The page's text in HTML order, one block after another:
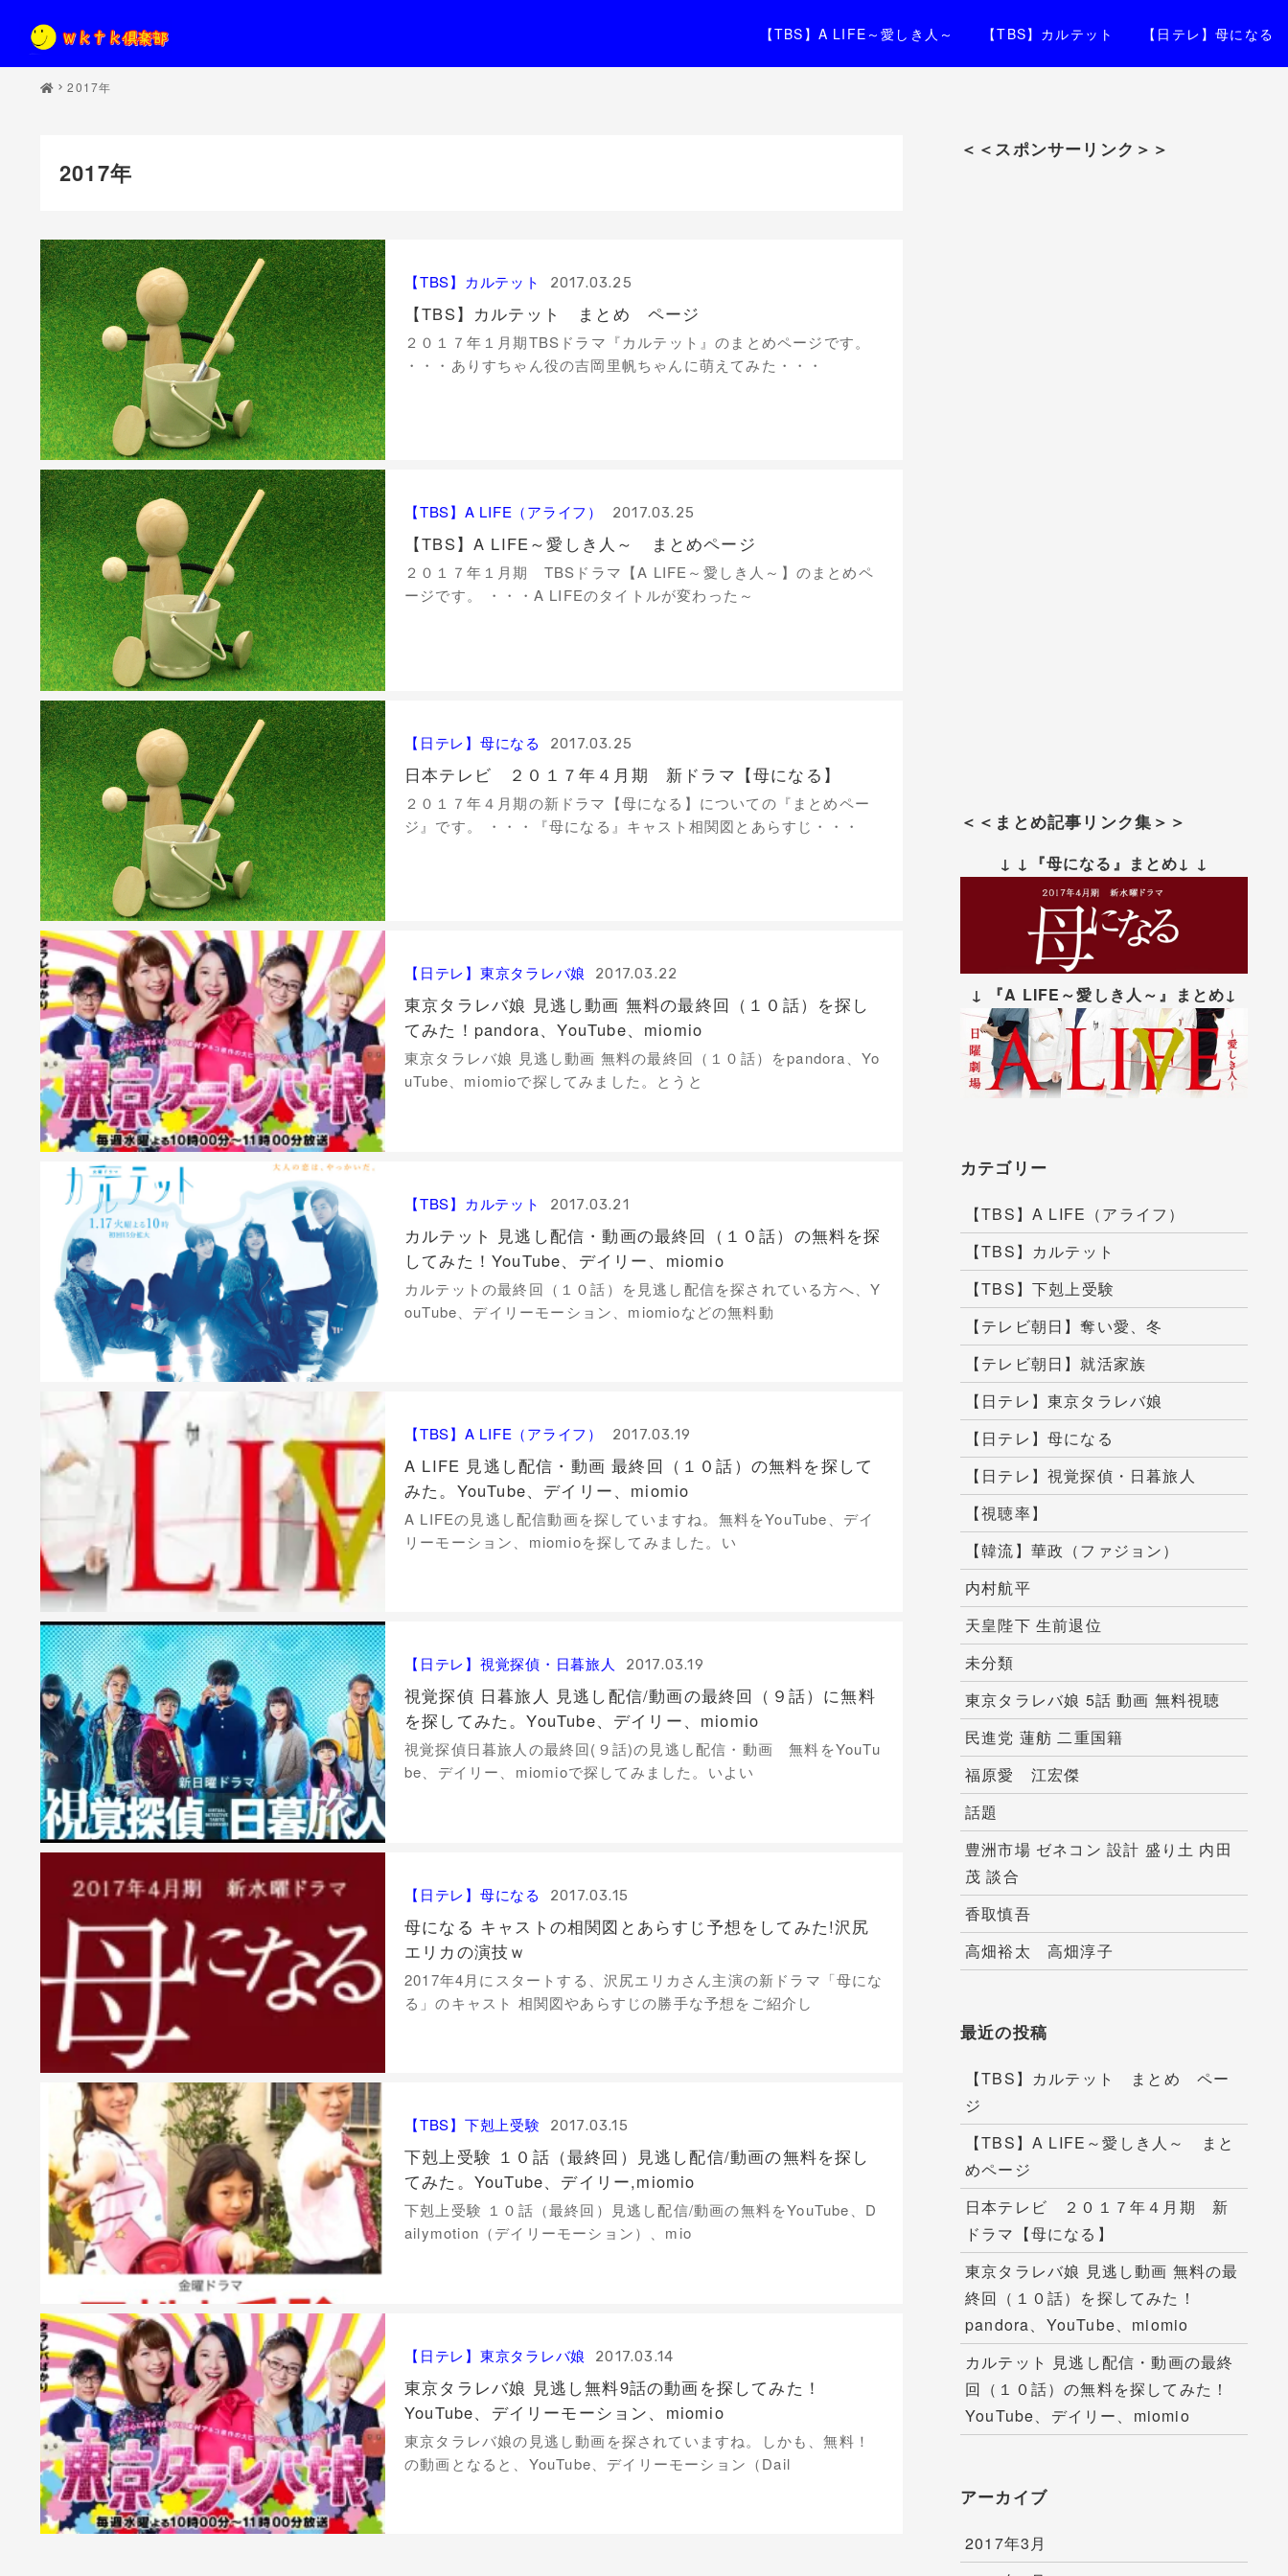
【TBS】A LIFE～愛しき人～ 【TBS】カルテット 【日テレ】母になる
2017年
2017年
【TBS】カルテット 2017.03.25
【TBS】カルテット まとめ ページ
２０１７年１月期TBSドラマ『カルテット』のまとめページです。
・・・ありすちゃん役の吉岡里帆ちゃんに萌えてみた・・・
【TBS】A LIFE（アライフ） 2017.03.25
【TBS】A LIFE～愛しき人～ まとめページ
２０１７年１月期 TBSドラマ【A LIFE～愛しき人～】のまとめペ
ージです。 ・・・A LIFEのタイトルが変わった～
【日テレ】母になる 2017.03.25
日本テレビ ２０１７年４月期 新ドラマ【母になる】
２０１７年４月期の新ドラマ【母になる】についての『まとめペー
ジ』です。 ・・・『母になる』キャスト相関図とあらすじ・・・
【日テレ】東京タラレバ娘 2017.03.22
東京タラレバ娘 見逃し動画 無料の最終回（１０話）を探し
てみた！pandora、YouTube、miomio
東京タラレバ娘 見逃し動画 無料の最終回（１０話）をpandora、Yo
uTube、miomioで探してみました。とうと
【TBS】カルテット 2017.03.21
カルテット 見逃し配信・動画の最終回（１０話）の無料を探
してみた！YouTube、デイリー、miomio
カルテットの最終回（１０話）を見逃し配信を探されている方へ、Y
ouTube、デイリーモーション、miomioなどの無料動
【TBS】A LIFE（アライフ） 2017.03.19
A LIFE 見逃し配信・動画 最終回（１０話）の無料を探して
みた。YouTube、デイリー、miomio
A LIFEの見逃し配信動画を探していますね。無料をYouTube、デイ
リーモーション、miomioを探してみました。い
【日テレ】視覚探偵・日暮旅人 2017.03.19
視覚探偵 日暮旅人 見逃し配信/動画の最終回（９話）に無料
を探してみた。YouTube、デイリー、miomio
視覚探偵日暮旅人の最終回(９話)の見逃し配信・動画 無料をYouTu
be、デイリー、miomioで探してみました。いよい
【日テレ】母になる 2017.03.15
母になる キャストの相関図とあらすじ予想をしてみた!沢尻
エリカの演技ｗ
2017年4月にスタートする、沢尻エリカさん主演の新ドラマ「母にな
る」のキャスト 相関図やあらすじの勝手な予想をご紹介し
【TBS】下剋上受験 2017.03.15
下剋上受験 １０話（最終回）見逃し配信/動画の無料を探し
てみた。YouTube、デイリー,miomio
下剋上受験 １０話（最終回）見逃し配信/動画の無料をYouTube、D
ailymotion（デイリーモーション）、mio
【日テレ】東京タラレバ娘 2017.03.14
東京タラレバ娘 見逃し無料9話の動画を探してみた！
YouTube、デイリーモーション、miomio
東京タラレバ娘の見逃し動画を探されていますね。しかも、無料！
の動画となると、YouTube、デイリーモーション（Dail
＜＜スポンサーリンク＞＞
＜＜まとめ記事リンク集＞＞
↓ ↓『母になる』まとめ↓ ↓
↓ 『A LIFE～愛しき人～』まとめ↓
カテゴリー
【TBS】A LIFE（アライフ）
【TBS】カルテット
【TBS】下剋上受験
【テレビ朝日】奪い愛、冬
【テレビ朝日】就活家族
【日テレ】東京タラレバ娘
【日テレ】母になる
【日テレ】視覚探偵・日暮旅人
【視聴率】
【韓流】華政（ファジョン）
内村航平
天皇陛下 生前退位
未分類
東京タラレバ娘 5話 動画 無料視聴
民進党 蓮舫 二重国籍
福原愛 江宏傑
話題
豊洲市場 ゼネコン 設計 盛り土 内田
茂 談合
香取慎吾
高畑裕太 高畑淳子
最近の投稿
【TBS】カルテット まとめ ペー
ジ
【TBS】A LIFE～愛しき人～ まと
めページ
日本テレビ ２０１７年４月期 新
ドラマ【母になる】
東京タラレバ娘 見逃し動画 無料の最
終回（１０話）を探してみた！
pandora、YouTube、miomio
カルテット 見逃し配信・動画の最終
回（１０話）の無料を探してみた！
YouTube、デイリー、miomio
アーカイブ
2017年3月